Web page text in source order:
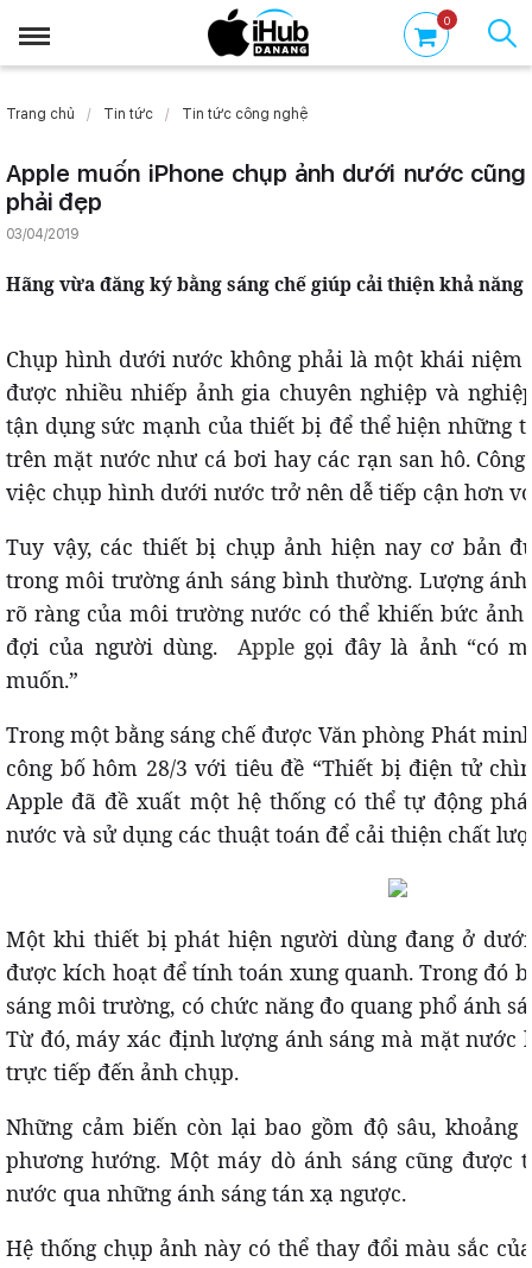
0
Trang chủ Tin tức Tin tức công nghệ
Apple muốn iPhone chụp ảnh dưới nước cũng
phải đẹp
03/04/2019
Hãng vừa đăng ký bằng sáng chế giúp cải thiện khả
Chụp hình dưới nước không phải là một khái niệm
được nhiều nhiếp ảnh gia chuyên nghiệp và
tận dụng sức mạnh của thiết bị để thể hiện những
trên mặt nước như cá bơi hay các rạn san hô.
việc chụp hình dưới nước trở nên dễ tiếp cận hơn
Tuy vậy, các thiết bị chụp ảnh hiện nay cơ bản
trong môi trường ánh sáng bình thường. Lượng
rõ ràng của môi trường nước có thể khiến bức
đợi của người dùng. Apple gọi đây là ảnh “có
muốn.”
Trong một bằng sáng chế được Văn phòng Phát
công bố hôm 28/3 với tiêu đề “Thiết bị điện tử
Apple đã đề xuất một hệ thống có thể tự động
nước và sử dụng các thuật toán để cải thiện chất
Một khi thiết bị phát hiện người dùng đang ở
được kích hoạt để tính toán xung quanh. Trong đó
sáng môi trường, có chức năng đo quang phổ ánh
Từ đó, máy xác định lượng ánh sáng mà mặt nước
trực tiếp đến ảnh chụp.
Những cảm biến còn lại bao gồm độ sâu,
phương hướng. Một máy dò ánh sáng cũng được
nước qua những ánh sáng tán xạ ngược.
Hệ thống chụp ảnh này có thể thay đổi màu sắc